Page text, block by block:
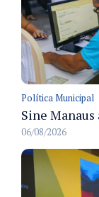
Política Municipal
06/08/2026